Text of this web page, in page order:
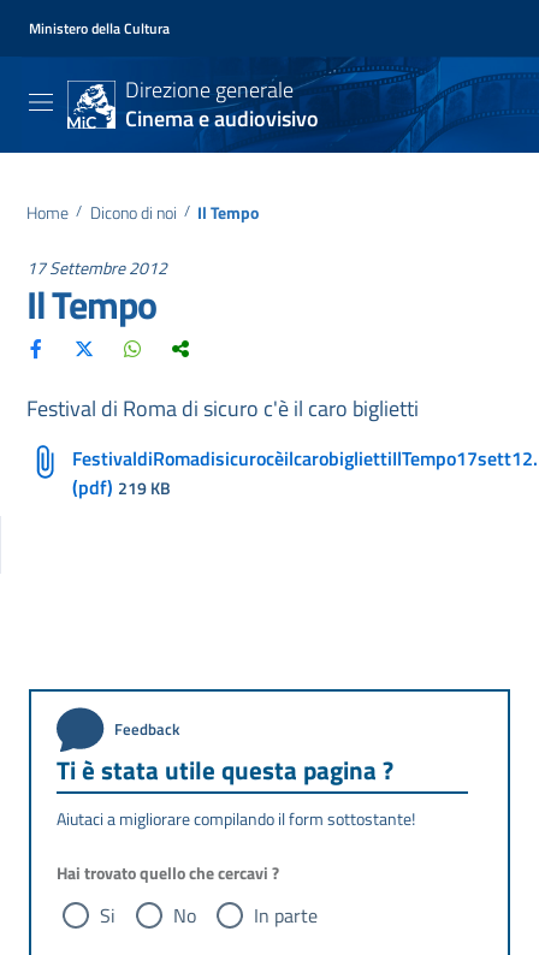
Ministero della Cultura
Direzione generale
Cinema e audiovisivo
Home / Dicono di noi / Il Tempo
17 Settembre 2012
Il Tempo
Festival di Roma di sicuro c'è il caro biglietti
(pdf) 219 KB
Feedback
Ti è stata utile questa pagina ?
Aiutaci a migliorare compilando il form sottostante!
Hai trovato quello che cercavi ?
Si No In parte